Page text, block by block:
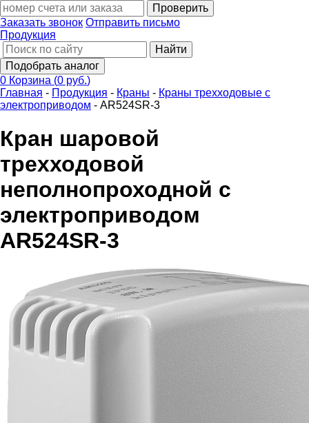
Проверить
Заказать звонок Отправить письмо
Продукция
Найти
Подобрать аналог
0 Корзина (0 руб.)
Главная - Продукция - Краны - Краны трехходовые с
электроприводом - AR524SR-3
Кран шаровой
трехходовой
неполнопроходной с
электроприводом
AR524SR-3